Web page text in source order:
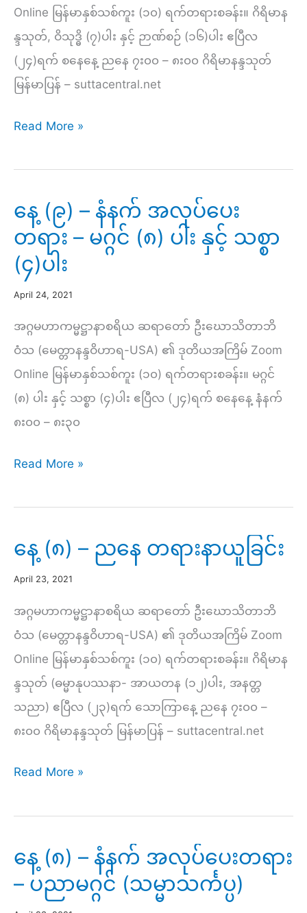
Online မြန်မာနှစ်သစ်ကူး (၁၀) ရက်တရားစခန်း။ ဂိရိမာန
န္ဒသုတ်, ဝိသုဒ္ဓိ (၇)ပါး နှင့် ဉာဏ်စဉ် (၁၆)ပါး ဧပြီလ
(၂၄)ရက် စနေနေ့ ညနေ ၇း၀၀ – ၈း၀၀ ဂိရိမာနန္ဒသုတ်
မြန်မာပြန် – suttacentral.net
နေ့
–
တရားနာ
ယူ
ခြင်း
Read More »
နေ့ (၉) – နံနက် အလုပ်ပေး
တရား – မဂ္ဂင် (၈) ပါး နှင့် သစ္စာ
(၄)ပါး
April 24, 2021
အဂ္ဂမဟာကမ္မဋ္ဌာနာစရိယ ဆရာတော် ဦးဃောသိတာဘိ
ဝံသ (မေတ္တာနန္ဒဝိဟာရ-USA) ၏ ဒုတိယအကြိမ် Zoom
Online မြန်မာနှစ်သစ်ကူး (၁၀) ရက်တရားစခန်း။ မဂ္ဂင်
(၈) ပါး နှင့် သစ္စာ (၄)ပါး ဧပြီလ (၂၄)ရက် စနေနေ့ နံနက်
၈း၀၀ – ၈း၃၀
နေ့
–
အလုပ်
ပေး
တရား
–
မ
ဂ္
ဂင်
(၈)
နှင့်
Read More »
နေ့ (၈) – ညနေ တရားနာယူခြင်း
April 23, 2021
အဂ္ဂမဟာကမ္မဋ္ဌာနာစရိယ ဆရာတော် ဦးဃောသိတာဘိ
ဝံသ (မေတ္တာနန္ဒဝိဟာရ-USA) ၏ ဒုတိယအကြိမ် Zoom
Online မြန်မာနှစ်သစ်ကူး (၁၀) ရက်တရားစခန်း။ ဂိရိမာန
န္ဒသုတ် (ဓမ္မာနုပဿနာ- အာယတန (၁၂)ပါး, အနတ္တ
သညာ) ဧပြီလ (၂၃)ရက် သောကြာနေ့ ညနေ ၇း၀၀ –
၈း၀၀ ဂိရိမာနန္ဒသုတ် မြန်မာပြန် – suttacentral.net
နေ့
–
တရားနာ
Read More »
နေ့ (၈) – နံနက် အလုပ်ပေးတရား
– ပညာမဂ္ဂင် (သမ္မာသင်္ကပ္ပ)